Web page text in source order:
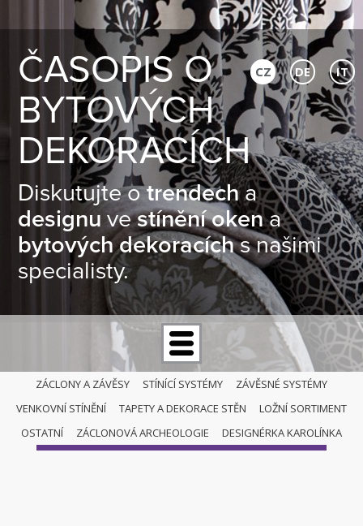
ČASOPIS O
BYTOVÝCH
DEKORACÍCH
Diskutujte otrendecha
designuvestínění okena
bytových dekoracíchs našimi
specialisty.
CZ DE IT
ZÁCLONY A ZÁVĚSY STÍNÍCÍ SYSTÉMY
ZÁVĚSNÉ SYSTÉMY
VENKOVNÍ STÍNĚNÍ
TAPETY A DEKORACE STĚN
LOŽNÍ SORTIMENT
OSTATNÍ
ZÁCLONOVÁ ARCHEOLOGIE DESIGNÉRKA KAROLÍNKA
ZÁCLONY A ZÁVĚSY